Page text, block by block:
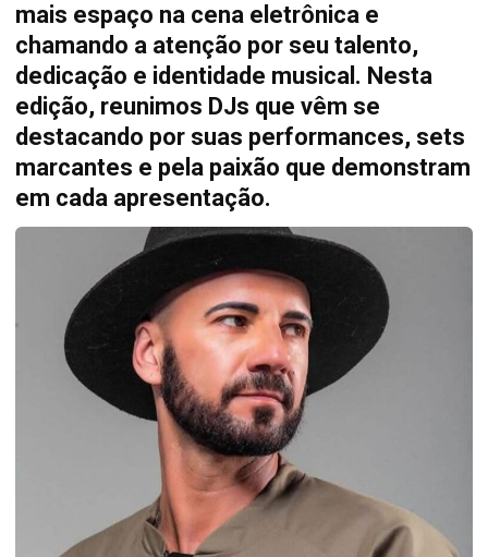
mais espaço na cena eletrônica e
chamando a atenção por seu talento,
dedicação e identidade musical. Nesta
edição, reunimos DJs que vêm se
destacando por suas performances, sets
marcantes e pela paixão que demonstram
em cada apresentação.